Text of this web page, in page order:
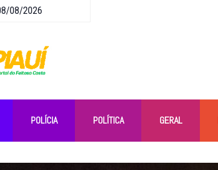
08/2026
POLÍCIA POLÍTICA GERAL